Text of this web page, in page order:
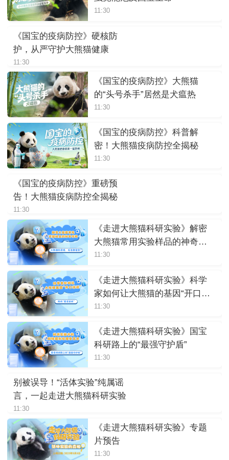
11:30
《国宝的疫病防控》硬核防
护，从严守护大熊猫健康
11:30
《国宝的疫病防控》大熊猫
的“头号杀手”居然是犬瘟热
11:30
《国宝的疫病防控》科普解
密！大熊猫疫病防控全揭秘
11:30
《国宝的疫病防控》重磅预
告！大熊猫疫病防控全揭秘
11:30
《走进大熊猫科研实验》解密
大熊猫常用实验样品的神奇作
用
11:30
《走进大熊猫科研实验》科学
家如何让大熊猫的基因“开口说
话”
11:30
《走进大熊猫科研实验》国宝
科研路上的“最强守护盾”
11:30
别被误导！“活体实验”纯属谣
言，一起走进大熊猫科研实验
11:30
《走进大熊猫科研实验》专题
片预告
11:30